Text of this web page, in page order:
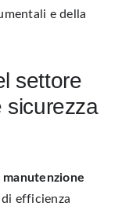
e della
settore
sicurezza
manutenzione
efficienza